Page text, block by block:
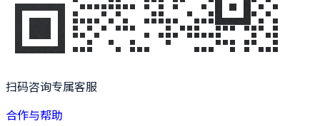
扫码咨询专属客服
合作与帮助